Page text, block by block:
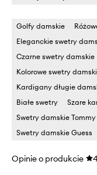
Golfy damskie
Eleganckie swetry
Czarne swetry damskie
Kolorowe swetry
Kardigany długie
Białe swetry
Szare
Swetry damskie
Swetry damskie Guess
Opinie o produkcie